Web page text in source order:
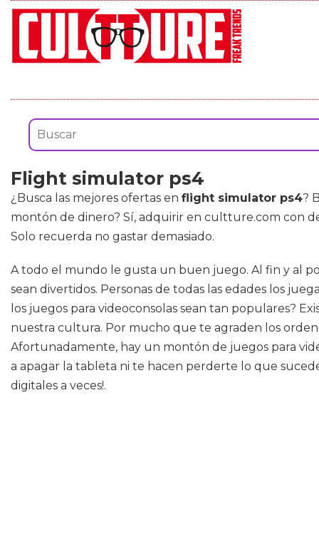
Flight simulator ps4
¿Busca las mejores ofertas en flight simulator ps4?
montón de dinero? Sí, adquirir en cultture.com con
Solo recuerda no gastar demasiado.
A todo el mundo le gusta un buen juego. Al fin y al
sean divertidos. Personas de todas las edades los
los juegos para videoconsolas sean tan populares?
nuestra cultura. Por mucho que te agraden los
Afortunadamente, hay un montón de juegos para
a apagar la tableta ni te hacen perderte lo que
digitales a veces!.